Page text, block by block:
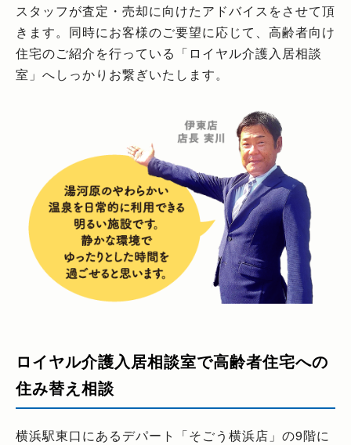
スタッフが査定・売却に向けたアドバイスをさせて頂
きます。同時にお客様のご要望に応じて、高齢者向け
住宅のご紹介を行っている「ロイヤル介護入居相談
室」へしっかりお繋ぎいたします。
ロイヤル介護入居相談室で高齢者住宅への
住み替え相談
横浜駅東口にあるデパート「そごう横浜店」の9階に